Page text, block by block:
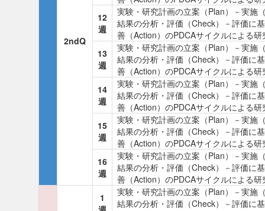
2ndQ
12
週
実験・研究計画の立案（Plan）－実施
結果の分析・評価（Check）－評価に
善（Action）のPDCAサイクルによる研
13
週
実験・研究計画の立案（Plan）－実施
結果の分析・評価（Check）－評価に
善（Action）のPDCAサイクルによる研
14
週
実験・研究計画の立案（Plan）－実施
結果の分析・評価（Check）－評価に
善（Action）のPDCAサイクルによる研
15
週
実験・研究計画の立案（Plan）－実施
結果の分析・評価（Check）－評価に
善（Action）のPDCAサイクルによる研
16
週
実験・研究計画の立案（Plan）－実施
結果の分析・評価（Check）－評価に
善（Action）のPDCAサイクルによる研
1
実験・研究計画の立案（Plan）－実施
結果の分析・評価（Check）－評価に